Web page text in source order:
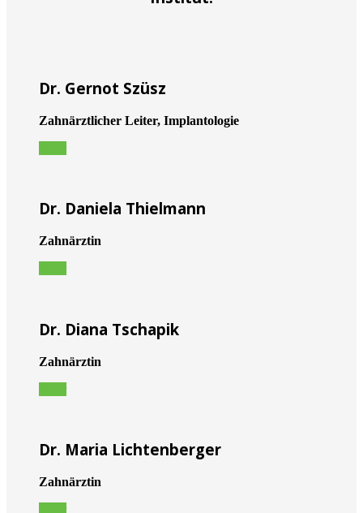
Dr. Gernot Szüsz
Zahnärztlicher Leiter, Implantologie
Dr. Daniela Thielmann
Zahnärztin
Dr. Diana Tschapik
Zahnärztin
Dr. Maria Lichtenberger
Zahnärztin